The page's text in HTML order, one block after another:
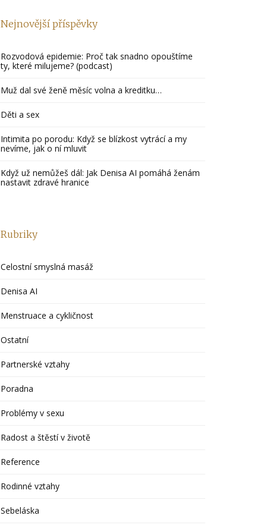
Nejnovější příspěvky
Rozvodová epidemie: Proč tak snadno opouštíme
ty, které milujeme? (podcast)
Muž dal své ženě měsíc volna a kreditku…
Děti a sex
Intimita po porodu: Když se blízkost vytrácí a my
nevíme, jak o ní mluvit
Když už nemůžeš dál: Jak Denisa AI pomáhá ženám
nastavit zdravé hranice
Rubriky
Celostní smyslná masáž
Denisa AI
Menstruace a cykličnost
Ostatní
Partnerské vztahy
Poradna
Problémy v sexu
Radost a štěstí v životě
Reference
Rodinné vztahy
Sebeláska